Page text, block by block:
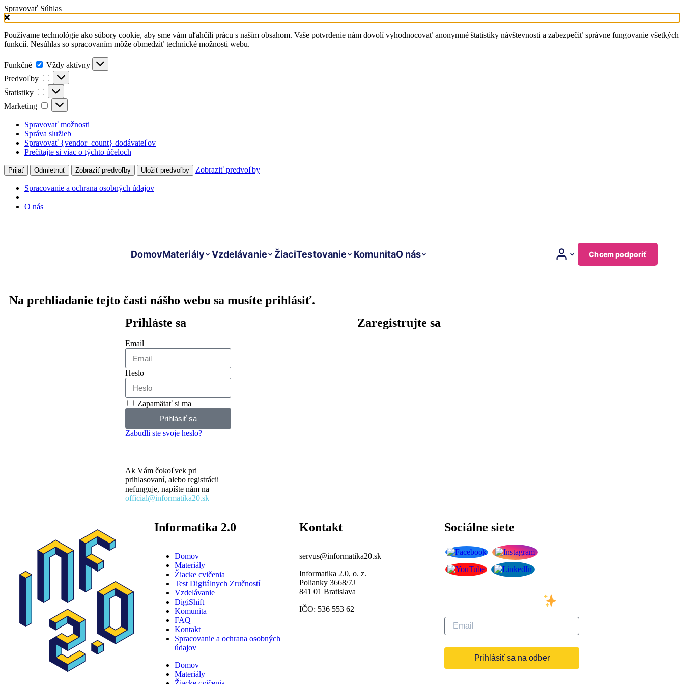
Spravovať Súhlas
Používame technológie ako súbory cookie, aby sme vám uľahčili prácu s naším obsahom. Vaše potvrdenie nám dovolí vyhodnocovať anonymné štatistiky návštevnosti a zabezpečiť správne fungovanie všetkých
funkcií. Nesúhlas so spracovaním môže obmedziť technické možnosti webu.
Funkčné
Vždy aktívny
Predvoľby
Štatistiky
Marketing
Spravovať možnosti
Správa služieb
Spravovať {vendor_count} dodávateľov
Prečítajte si viac o týchto účeloch
Prijať Odmietnuť Zobraziť predvoľby Uložiť predvoľby Zobraziť predvoľby
Spracovanie a ochrana osobných údajov
O nás
DomovMateriály Vzdelávanie ŽiaciTestovanie KomunitaO nás Chcem podporiť
Na prehliadanie tejto časti nášho webu sa musíte prihlásiť.
Prihláste sa
Email
Heslo
Zapamätať si ma
Prihlásiť sa
Zabudli ste svoje heslo?
Ak Vám čokoľvek pri
prihlasovaní, alebo registrácii
nefunguje, napíšte nám na
official@informatika20.sk
Zaregistrujte sa
Informatika 2.0
Domov
Materiály
Žiacke cvičenia
Test Digitálnych Zručností
Vzdelávanie
DigiShift
Komunita
FAQ
Kontakt
Spracovanie a ochrana osobných
údajov
Domov
Materiály
Kontakt
servus@informatika20.sk
Informatika 2.0, o. z.
Polianky 3668/7J
841 01 Bratislava
IČO: 536 553 62
Sociálne siete
Prihlásiť sa na odber